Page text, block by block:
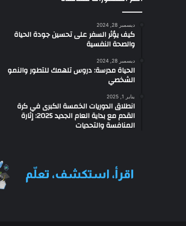
ب
ع
ي
دً
ا
ع
ا
ز
ذ
ديسمبر 28, 2024
كيف يؤثر السفر على تحسين جودة الحياة
والصحة النفسية
ديسمبر 28, 2024
الحياة مدرسة: دروس تلهمك للتطور والنمو
الشخصي
يناير 1, 2025
انطلاق الدوريات الخمسة الكبرى في كرة
القدم مع بداية العام الجديد 2025: إثارة
المنافسة والتحديات